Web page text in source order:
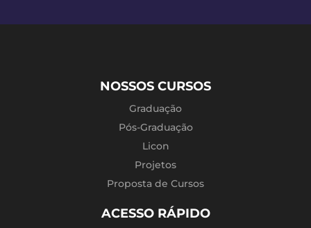
NOSSOS CURSOS
Graduação
Pós-Graduação
Licon
Projetos
Proposta de Cursos
ACESSO RÁPIDO